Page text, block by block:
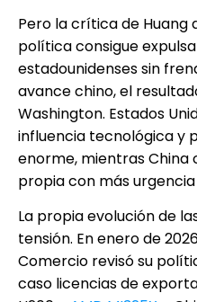
Pero la crítica de Huang
política consigue
estadounidenses sin
avance chino, el
Washington. Estados
influencia tecnológica y
enorme, mientras
propia con más
La propia evolución de
tensión. En enero de
Comercio revisó su
caso licencias de